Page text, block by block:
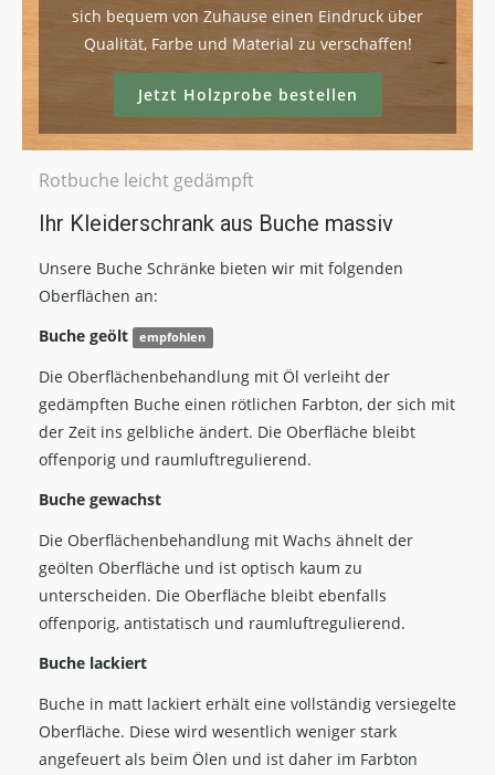
sich bequem von Zuhause einen Eindruck über
Qualität, Farbe und Material zu verschaffen!
Jetzt Holzprobe bestellen
Rotbuche leicht gedämpft
Ihr Kleiderschrank aus Buche massiv
Unsere Buche Schränke bieten wir mit folgenden
Oberflächen an:
Buche geölt
empfohlen
Die Oberflächenbehandlung mit Öl verleiht der
gedämpften Buche einen rötlichen Farbton, der sich mit
der Zeit ins gelbliche ändert. Die Oberfläche bleibt
offenporig und raumluftregulierend.
Buche gewachst
Die Oberflächenbehandlung mit Wachs ähnelt der
geölten Oberfläche und ist optisch kaum zu
unterscheiden. Die Oberfläche bleibt ebenfalls
offenporig, antistatisch und raumluftregulierend.
Buche lackiert
Buche in matt lackiert erhält eine vollständig versiegelte
Oberfläche. Diese wird wesentlich weniger stark
angefeuert als beim Ölen und ist daher im Farbton